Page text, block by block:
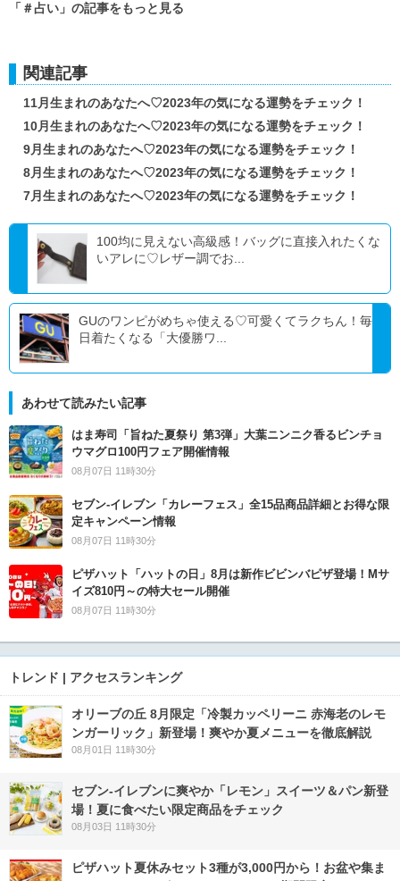
「＃占い」の記事をもっと見る
関連記事
11月生まれのあなたへ♡2023年の気になる運勢をチェック！
10月生まれのあなたへ♡2023年の気になる運勢をチェック！
9月生まれのあなたへ♡2023年の気になる運勢をチェック！
8月生まれのあなたへ♡2023年の気になる運勢をチェック！
7月生まれのあなたへ♡2023年の気になる運勢をチェック！
100均に見えない高級感！バッグに直接入れたくな
いアレに♡レザー調でお...
GUのワンピがめちゃ使える♡可愛くてラクちん！毎
日着たくなる「大優勝ワ...
あわせて読みたい記事
はま寿司「旨ねた夏祭り 第3弾」大葉ニンニク香るビンチョ
ウマグロ100円フェア開催情報
08月07日 11時30分
セブン‐イレブン「カレーフェス」全15品商品詳細とお得な限
定キャンペーン情報
08月07日 11時30分
ピザハット「ハットの日」8月は新作ビビンバピザ登場！Mサ
イズ810円～の特大セール開催
08月07日 11時30分
トレンド | アクセスランキング
オリーブの丘 8月限定「冷製カッペリーニ 赤海老のレモ
ンガーリック」新登場！爽やか夏メニューを徹底解説
08月01日 11時30分
セブン‐イレブンに爽やか「レモン」スイーツ＆パン新登
場！夏に食べたい限定商品をチェック
08月03日 11時30分
ピザハット夏休みセット3種が3,000円から！お盆や集ま